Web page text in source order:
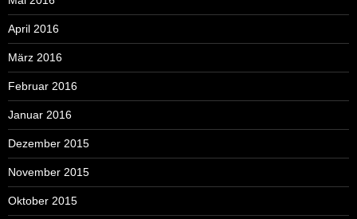
April 2016
März 2016
Februar 2016
Januar 2016
Dezember 2015
November 2015
Oktober 2015